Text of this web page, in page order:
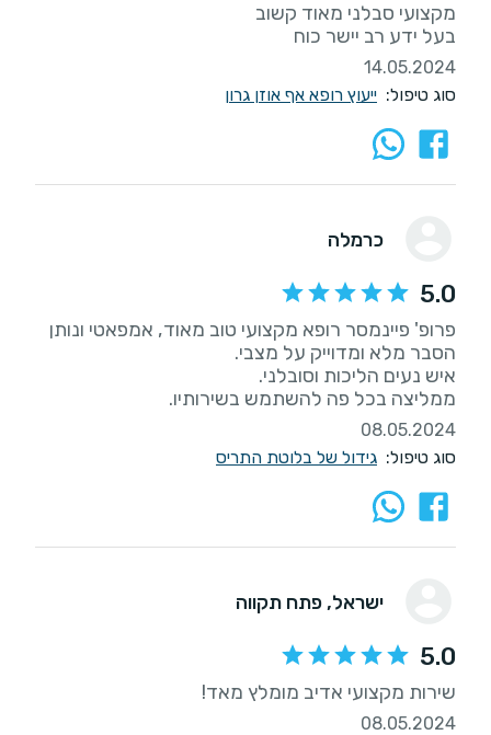
בעל ידע רב יישר כוח
14.05.2024
סוג טיפול: ייעוץ רופא אף אוזן גרון
כרמלה
5.0
פרופ' פיינמסר רופא מקצועי טוב מאוד, אמפאטי ונותן
ממליצה בכל פה להשתמש בשירותיו.
08.05.2024
סוג טיפול: גידול של בלוטת התריס
ישראל, פתח תקווה
5.0
שירות מקצועי אדיב מומלץ מאד!
08.05.2024